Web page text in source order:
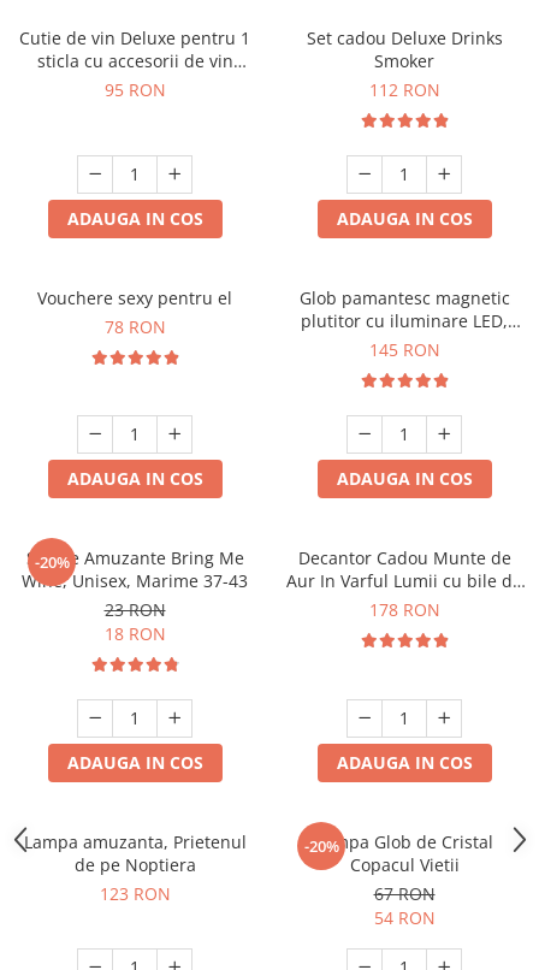
Cutie de vin Deluxe pentru 1
sticla cu accesorii de vin
incluse interior oranj
95 RON
ADAUGA IN COS
Set cadou Deluxe Drinks
Smoker
112 RON
ADAUGA IN COS
Vouchere sexy pentru el
78 RON
ADAUGA IN COS
Glob pamantesc magnetic
plutitor cu iluminare LED,
Forma C
145 RON
ADAUGA IN COS
-20%
Sosete Amuzante Bring Me
Wine, Unisex, Marime 37-43
23 RON
18 RON
ADAUGA IN COS
Decantor Cadou Munte de
Aur In Varful Lumii cu bile de
curatare
178 RON
ADAUGA IN COS
Lampa amuzanta, Prietenul
de pe Noptiera
123 RON
-20%
Lampa Glob de Cristal
Copacul Vietii
67 RON
54 RON